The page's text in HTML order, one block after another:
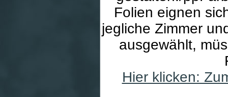
Folien eignen
jegliche Zimmer
ausgewählt,
Hier klicken: